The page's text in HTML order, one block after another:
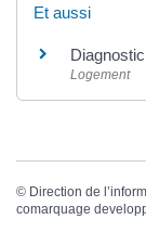
Et aussi
Logement
© Direction de
comarquage